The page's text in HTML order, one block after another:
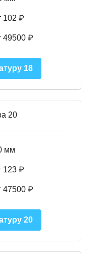
102 ₽
49500 ₽
18
20
мм
123 ₽
47500 ₽
20